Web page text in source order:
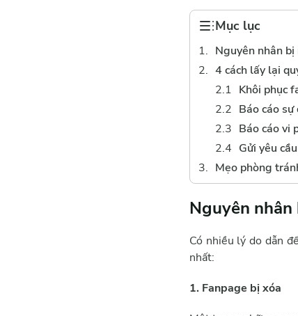
Mục lục
Nguyên nhân
4 cách lấy lại
Khôi phục
Báo cáo sự
Báo cáo vi
Gửi yêu
Mẹo phòng
Nguyên
Có nhiều lý do dẫn
nhất:
1. Fanpage bị xóa